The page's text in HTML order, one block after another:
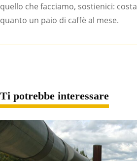
quello che facciamo, sostienici: costa
quanto un paio di caffè al mese.
Ti potrebbe interessare